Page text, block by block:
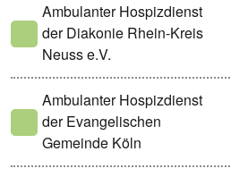
Ambulanter Hospizdienst
der Diakonie Rhein-Kreis
Neuss e.V.
Ambulanter Hospizdienst
der Evangelischen
Gemeinde Köln